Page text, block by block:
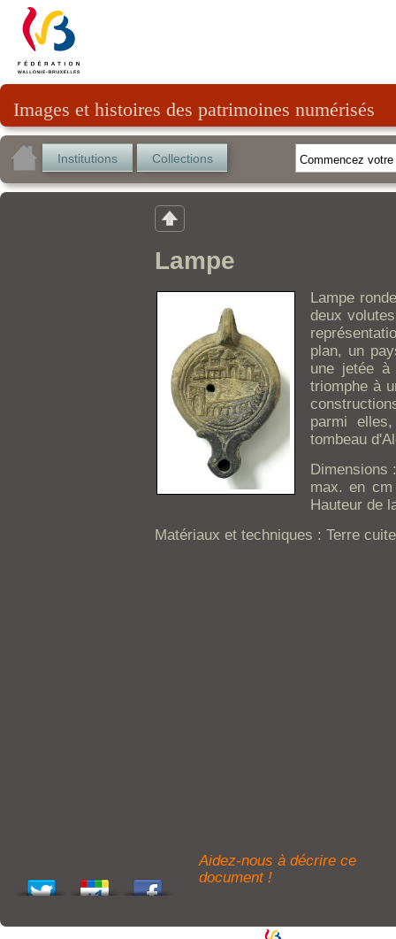
Images et histoires des patrimoines numérisés
Institutions Collections
Lampe
Lampe
deux
plan, un
une jetée
triomphe à
parmi
tombeau
Dimensions
max. en
Hauteur de
Matériaux et techniques : Terre
Aidez-nous à décrire ce
document !